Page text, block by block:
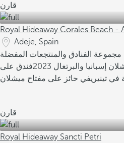
قارن
Royal Hideaway Corales Beach -
Adeje, Spain
إسبانيا والبرتغال 2023
فندق على
في تينيريفي حائز على مفتاح ميشلان
قارن
Royal Hideaway Sancti Petri